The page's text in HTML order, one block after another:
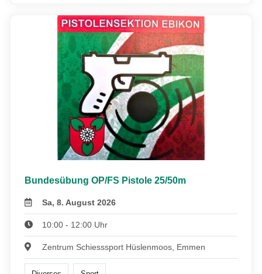
Bundesübung OP/FS Pistole 25/50m
Sa, 8. August 2026
10:00 - 12:00 Uhr
Zentrum Schiesssport Hüslenmoos, Emmen